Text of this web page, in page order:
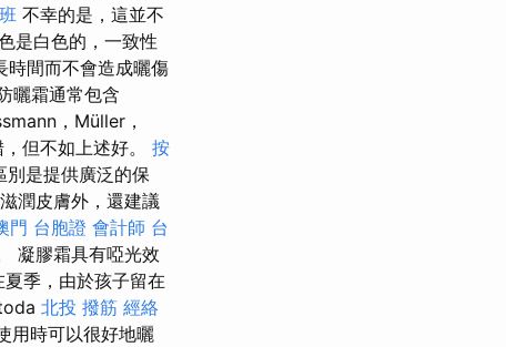
不幸的是，這並不
是白色的，一致性
時間而不會造成曬傷
曬霜通常包含
，Müller，
但不如上述好。 按
是提供廣泛的保
潤皮膚外，還建議
門 台胞證 會計師 台
凝膠霜具有啞光效
夏季，由於孩子留在
北投 撥筋 經絡
用時可以很好地曬